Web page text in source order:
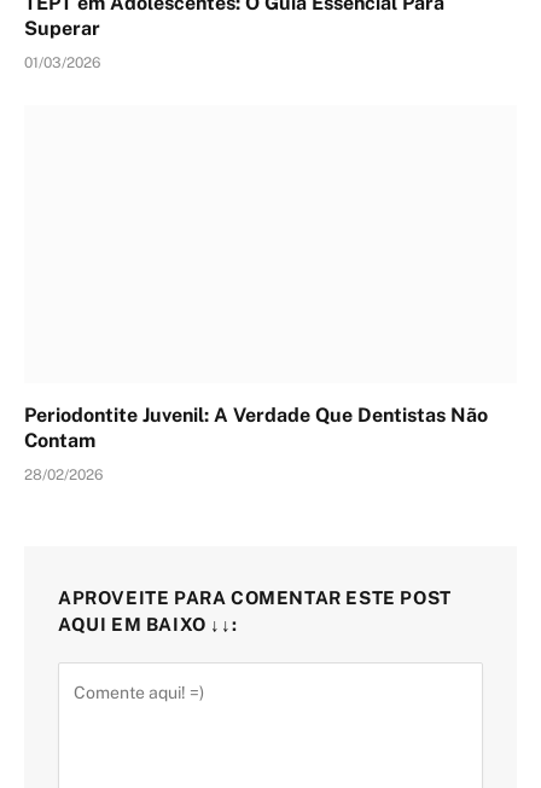
Superar
01/03/2026
Periodontite Juvenil: A Verdade Que Dentistas Não
Contam
28/02/2026
APROVEITE PARA COMENTAR ESTE POST
AQUI EM BAIXO ↓↓: